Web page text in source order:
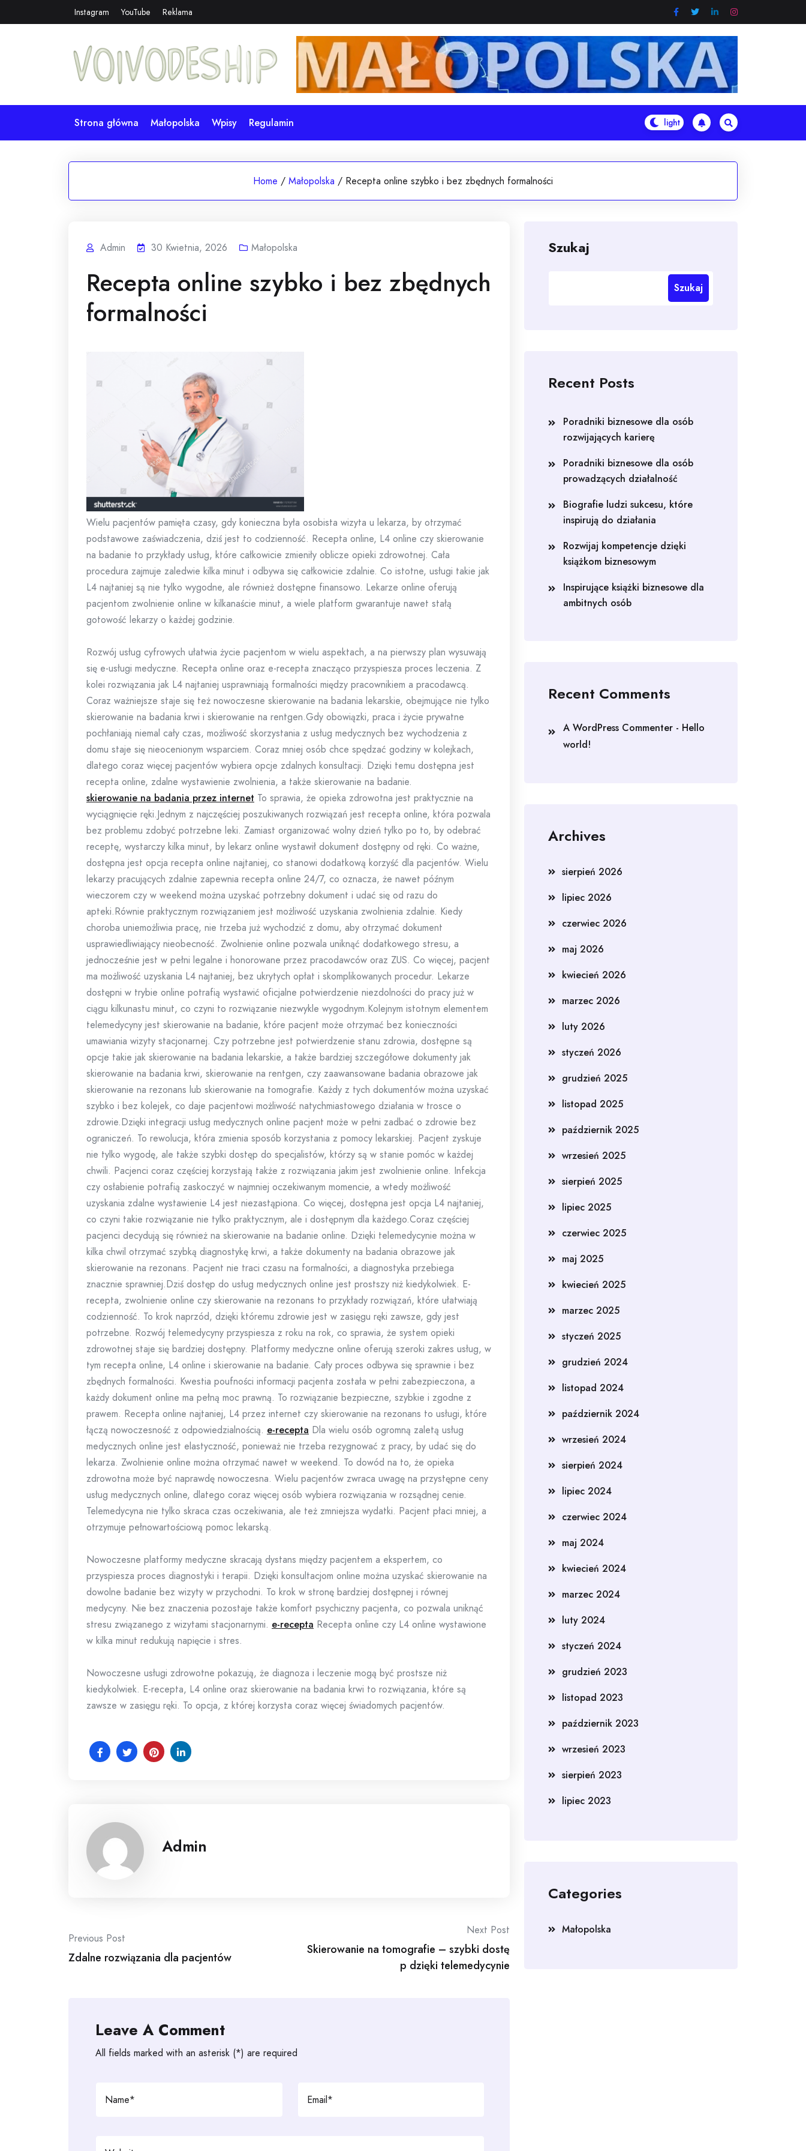
to
Instagram YouTube Reklama
Strona główna Małopolska Wpisy Regulamin
Home / Małopolska / Recepta online szybko i bez zbędnych formalności
Admin 30 Kwietnia, 2026 Małopolska
Recepta online szybko i bez zbędnych
formalności
Wielu pacjentów pamięta czasy, gdy konieczna była osobista wizyta u lekarza, by otrzymać
podstawowe zaświadczenia, dziś jest to codzienność. Recepta online, L4 online czy skierowanie
na badanie to przykłady usług, które całkowicie zmieniły oblicze opieki zdrowotnej. Cała
procedura zajmuje zaledwie kilka minut i odbywa się całkowicie zdalnie. Co istotne, usługi takie jak
L4 najtaniej są nie tylko wygodne, ale również dostępne finansowo. Lekarze online oferują
pacjentom zwolnienie online w kilkanaście minut, a wiele platform gwarantuje nawet stałą
gotowość lekarzy o każdej godzinie.
Rozwój usług cyfrowych ułatwia życie pacjentom w wielu aspektach, a na pierwszy plan wysuwają
się e-usługi medyczne. Recepta online oraz e-recepta znacząco przyspiesza proces leczenia. Z
kolei rozwiązania jak L4 najtaniej usprawniają formalności między pracownikiem a pracodawcą.
Coraz ważniejsze staje się też nowoczesne skierowanie na badania lekarskie, obejmujące nie tylko
skierowanie na badania krwi i skierowanie na rentgen.Gdy obowiązki, praca i życie prywatne
pochłaniają niemal cały czas, możliwość skorzystania z usług medycznych bez wychodzenia z
domu staje się nieocenionym wsparciem. Coraz mniej osób chce spędzać godziny w kolejkach,
dlatego coraz więcej pacjentów wybiera opcje zdalnych konsultacji. Dzięki temu dostępna jest
recepta online, zdalne wystawienie zwolnienia, a także skierowanie na badanie.
skierowanie na badania przez internet To sprawia, że opieka zdrowotna jest praktycznie na
wyciągnięcie ręki.Jednym z najczęściej poszukiwanych rozwiązań jest recepta online, która pozwala
bez problemu zdobyć potrzebne leki. Zamiast organizować wolny dzień tylko po to, by odebrać
receptę, wystarczy kilka minut, by lekarz online wystawił dokument dostępny od ręki. Co ważne,
dostępna jest opcja recepta online najtaniej, co stanowi dodatkową korzyść dla pacjentów. Wielu
lekarzy pracujących zdalnie zapewnia recepta online 24/7, co oznacza, że nawet późnym
wieczorem czy w weekend można uzyskać potrzebny dokument i udać się od razu do
apteki.Równie praktycznym rozwiązaniem jest możliwość uzyskania zwolnienia zdalnie. Kiedy
choroba uniemożliwia pracę, nie trzeba już wychodzić z domu, aby otrzymać dokument
usprawiedliwiający nieobecność. Zwolnienie online pozwala uniknąć dodatkowego stresu, a
jednocześnie jest w pełni legalne i honorowane przez pracodawców oraz ZUS. Co więcej, pacjent
ma możliwość uzyskania L4 najtaniej, bez ukrytych opłat i skomplikowanych procedur. Lekarze
dostępni w trybie online potrafią wystawić oficjalne potwierdzenie niezdolności do pracy już w
ciągu kilkunastu minut, co czyni to rozwiązanie niezwykle wygodnym.Kolejnym istotnym elementem
telemedycyny jest skierowanie na badanie, które pacjent może otrzymać bez konieczności
umawiania wizyty stacjonarnej. Czy potrzebne jest potwierdzenie stanu zdrowia, dostępne są
opcje takie jak skierowanie na badania lekarskie, a także bardziej szczegółowe dokumenty jak
skierowanie na badania krwi, skierowanie na rentgen, czy zaawansowane badania obrazowe jak
skierowanie na rezonans lub skierowanie na tomografie. Każdy z tych dokumentów można uzyskać
szybko i bez kolejek, co daje pacjentowi możliwość natychmiastowego działania w trosce o
zdrowie.Dzięki integracji usług medycznych online pacjent może w pełni zadbać o zdrowie bez
ograniczeń. To rewolucja, która zmienia sposób korzystania z pomocy lekarskiej. Pacjent zyskuje
nie tylko wygodę, ale także szybki dostęp do specjalistów, którzy są w stanie pomóc w każdej
chwili. Pacjenci coraz częściej korzystają także z rozwiązania jakim jest zwolnienie online. Infekcja
czy osłabienie potrafią zaskoczyć w najmniej oczekiwanym momencie, a wtedy możliwość
uzyskania zdalne wystawienie L4 jest niezastąpiona. Co więcej, dostępna jest opcja L4 najtaniej,
co czyni takie rozwiązanie nie tylko praktycznym, ale i dostępnym dla każdego.Coraz częściej
pacjenci decydują się również na skierowanie na badanie online. Dzięki telemedycynie można w
kilka chwil otrzymać szybką diagnostykę krwi, a także dokumenty na badania obrazowe jak
skierowanie na rezonans. Pacjent nie traci czasu na formalności, a diagnostyka przebiega
znacznie sprawniej.Dziś dostęp do usług medycznych online jest prostszy niż kiedykolwiek. E-
recepta, zwolnienie online czy skierowanie na rezonans to przykłady rozwiązań, które ułatwiają
codzienność. To krok naprzód, dzięki któremu zdrowie jest w zasięgu ręki zawsze, gdy jest
potrzebne. Rozwój telemedycyny przyspiesza z roku na rok, co sprawia, że system opieki
zdrowotnej staje się bardziej dostępny. Platformy medyczne online oferują szeroki zakres usług, w
tym recepta online, L4 online i skierowanie na badanie. Cały proces odbywa się sprawnie i bez
zbędnych formalności. Kwestia poufności informacji pacjenta została w pełni zabezpieczona, a
każdy dokument online ma pełną moc prawną. To rozwiązanie bezpieczne, szybkie i zgodne z
prawem. Recepta online najtaniej, L4 przez internet czy skierowanie na rezonans to usługi, które
łączą nowoczesność z odpowiedzialnością. e-recepta Dla wielu osób ogromną zaletą usług
medycznych online jest elastyczność, ponieważ nie trzeba rezygnować z pracy, by udać się do
lekarza. Zwolnienie online można otrzymać nawet w weekend. To dowód na to, że opieka
zdrowotna może być naprawdę nowoczesna. Wielu pacjentów zwraca uwagę na przystępne ceny
usług medycznych online, dlatego coraz więcej osób wybiera rozwiązania w rozsądnej cenie.
Telemedycyna nie tylko skraca czas oczekiwania, ale też zmniejsza wydatki. Pacjent płaci mniej, a
otrzymuje pełnowartościową pomoc lekarską.
Nowoczesne platformy medyczne skracają dystans między pacjentem a ekspertem, co
przyspiesza proces diagnostyki i terapii. Dzięki konsultacjom online można uzyskać skierowanie na
dowolne badanie bez wizyty w przychodni. To krok w stronę bardziej dostępnej i równej
medycyny. Nie bez znaczenia pozostaje także komfort psychiczny pacjenta, co pozwala uniknąć
stresu związanego z wizytami stacjonarnymi. e-recepta Recepta online czy L4 online wystawione
w kilka minut redukują napięcie i stres.
Nowoczesne usługi zdrowotne pokazują, że diagnoza i leczenie mogą być prostsze niż
kiedykolwiek. E-recepta, L4 online oraz skierowanie na badania krwi to rozwiązania, które są
zawsze w zasięgu ręki. To opcja, z której korzysta coraz więcej świadomych pacjentów.
Admin
Post
navigation
Previous Post
Zdalne rozwiązania dla pacjentów
Next Post
Skierowanie na tomografie – szybki dostę
p dzięki telemedycynie
Leave A Comment
All fields marked with an asterisk (*) are required
Szukaj
Szukaj
Recent Posts
Poradniki biznesowe dla osób
rozwijających karierę
Poradniki biznesowe dla osób
prowadzących działalność
Biografie ludzi sukcesu, które
inspirują do działania
Rozwijaj kompetencje dzięki
książkom biznesowym
Inspirujące książki biznesowe dla
ambitnych osób
Recent Comments
A WordPress Commenter - Hello
world!
Archives
sierpień 2026
lipiec 2026
czerwiec 2026
maj 2026
kwiecień 2026
marzec 2026
luty 2026
styczeń 2026
grudzień 2025
listopad 2025
październik 2025
wrzesień 2025
sierpień 2025
lipiec 2025
czerwiec 2025
maj 2025
kwiecień 2025
marzec 2025
styczeń 2025
grudzień 2024
listopad 2024
październik 2024
wrzesień 2024
sierpień 2024
lipiec 2024
czerwiec 2024
maj 2024
kwiecień 2024
marzec 2024
luty 2024
styczeń 2024
grudzień 2023
listopad 2023
październik 2023
wrzesień 2023
sierpień 2023
lipiec 2023
Categories
Małopolska